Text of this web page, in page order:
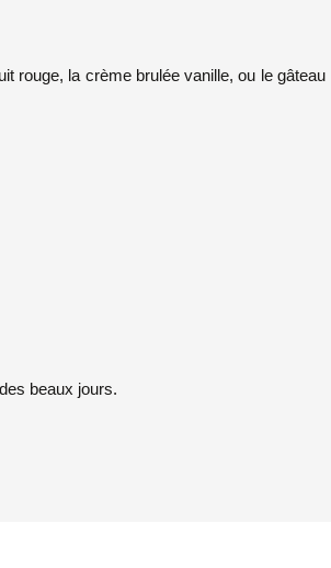
rouge, la crème brulée vanille, ou le gâteau
beaux jours.